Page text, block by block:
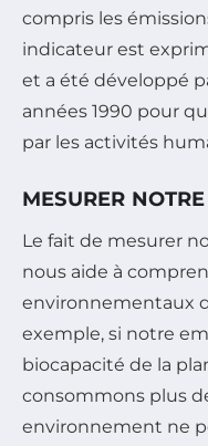
compris les
indicateur est
et a été développé
années 1990 pour
par les activités
MESURER
Le fait de mesurer
nous aide à
environnementaux
exemple, si notre
biocapacité de la
consommons plus
environnement ne